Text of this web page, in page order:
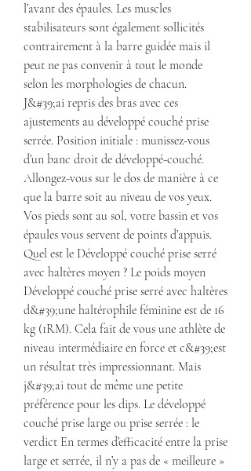
l’avant des épaules. Les muscles
stabilisateurs sont également sollicités
contrairement à la barre guidée mais il
peut ne pas convenir à tout le monde
selon les morphologies de chacun.
J&#39;ai repris des bras avec ces
ajustements au développé couché prise
serrée. Position initiale : munissez-vous
d’un banc droit de développé-couché.
Allongez-vous sur le dos de manière à ce
que la barre soit au niveau de vos yeux.
Vos pieds sont au sol, votre bassin et vos
épaules vous servent de points d’appuis.
Quel est le Développé couché prise serré
avec haltères moyen ? Le poids moyen
Développé couché prise serré avec haltères
d&#39;une haltérophile féminine est de 16
kg (1RM). Cela fait de vous une athlète de
niveau intermédiaire en force et c&#39;est
un résultat très impressionnant. Mais
j&#39;ai tout de même une petite
préférence pour les dips. Le développé
couché prise large ou prise serrée : le
verdict En termes d’efficacité entre la prise
large et serrée, il n’y a pas de « meilleure »